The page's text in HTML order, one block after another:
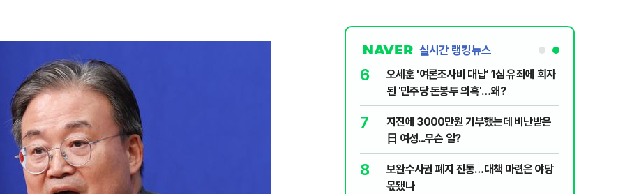
실시간 랭킹뉴스
6
오세훈 '여론조사비 대납' 1심 유죄에 회자
된 '민주당 돈봉투 의혹'…왜?
7
지진에 3000만원 기부했는데 비난받은
日 여성...무슨 일?
8
보완수사권 폐지 진통…대책 마련은 야당
몫됐나